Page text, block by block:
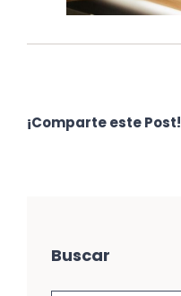
¡Comparte este Post!
Buscar